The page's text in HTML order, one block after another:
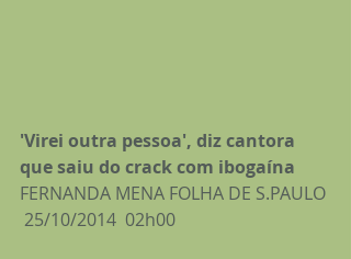
'Virei outra pessoa', diz cantora
que saiu do crack com ibogaína
FERNANDA MENA FOLHA DE S.PAULO
25/10/2014  02h00